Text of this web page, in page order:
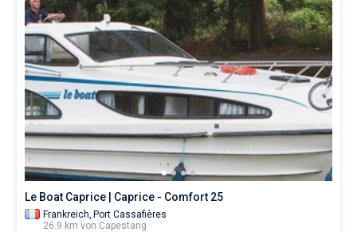
Le Boat Caprice | Caprice - Comfort 25
Frankreich, Port Cassafières
26.9 km von Capestang